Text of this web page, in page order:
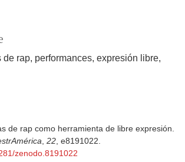
de rap performances expresión libre
de rap como herramienta de libre expresión.
, 22, e8191022.
zenodo.8191022